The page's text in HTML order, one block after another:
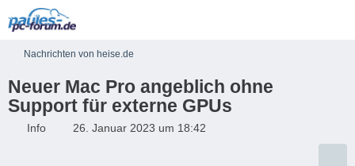
Nachrichten von heise.de
Neuer Mac Pro angeblich ohne
Support für externe GPUs
Info 26. Januar 2023 um 18:42